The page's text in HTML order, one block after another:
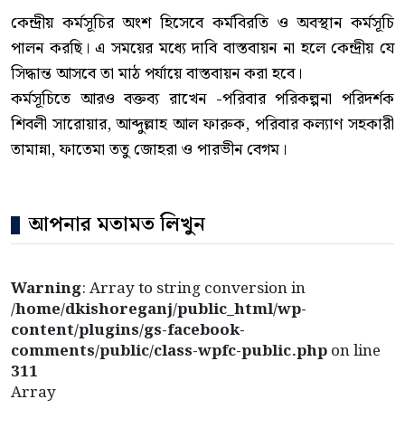
কেন্দ্রীয় কর্মসূচির অংশ হিসেবে কর্মবিরতি ও অবস্থান কর্মসূচি
পালন করছি। এ সময়ের মধ্যে দাবি বাস্তবায়ন না হলে কেন্দ্রীয় যে
সিদ্ধান্ত আসবে তা মাঠ পর্যায়ে বাস্তবায়ন করা হবে।
কর্মসূচিতে আরও বক্তব্য রাখেন -পরিবার পরিকল্পনা পরিদর্শক
শিবলী সারোয়ার, আব্দুল্লাহ আল ফারুক, পরিবার কল্যাণ সহকারী
তামান্না, ফাতেমা ততু জোহরা ও পারভীন বেগম।
আপনার মতামত লিখুন
Warning: Array to string conversion in
/home/dkishoreganj/public_html/wp-
content/plugins/gs-facebook-
comments/public/class-wpfc-public.phpon line
311
Array